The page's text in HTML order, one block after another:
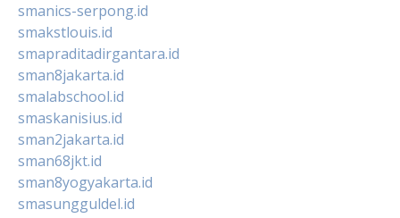
smanics-serpong.id
smakstlouis.id
smapraditadirgantara.id
sman8jakarta.id
smalabschool.id
smaskanisius.id
sman2jakarta.id
sman68jkt.id
sman8yogyakarta.id
smasungguldel.id